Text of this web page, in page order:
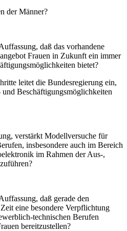
der Männer?
daß das vorhandene
Frauen in Zukunft ein immer
bietet?
leitet die Bundesregierung ein,
Beschäftigungsmöglichkeiten
verstärkt Modellversuche für
insbesondere auch im Bereich
im Rahmen der Aus-,
daß gerade den
eine besondere Verpflichtung
technischen Berufen
bereitzustellen?